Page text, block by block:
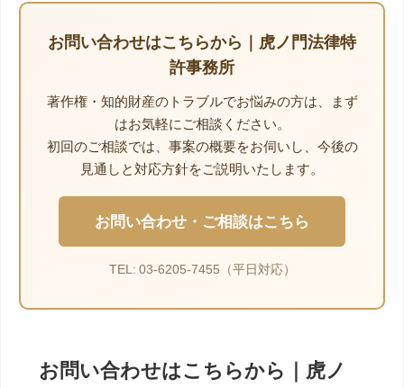
お問い合わせはこちらから｜虎ノ門法律特
許事務所
著作権・知的財産のトラブルでお悩みの方は、まず
はお気軽にご相談ください。
初回のご相談では、事案の概要をお伺いし、今後の
見通しと対応方針をご説明いたします。
お問い合わせ・ご相談はこちら
TEL: 03-6205-7455（平日対応）
お問い合わせはこちらから｜虎ノ